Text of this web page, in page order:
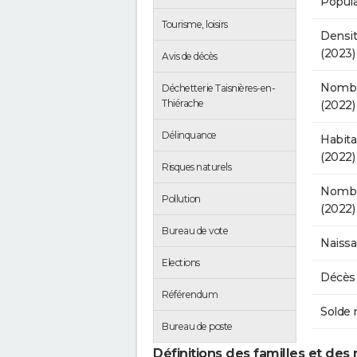
Tourisme, loisirs
Avis de décès
Déchetterie Taisnières-en-
Thiérache
Délinquance
Risques naturels
Pollution
Bureau de vote
Elections
Référendum
Bureau de poste
(2023)
(2022)
(2022)
(2022)
Solde
Définitions des familles et des